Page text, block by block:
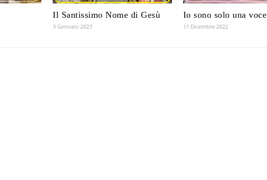
Il Santissimo Nome di Gesù
3 Gennaio 2023
Io sono solo una voce
11 Dicembre 2022